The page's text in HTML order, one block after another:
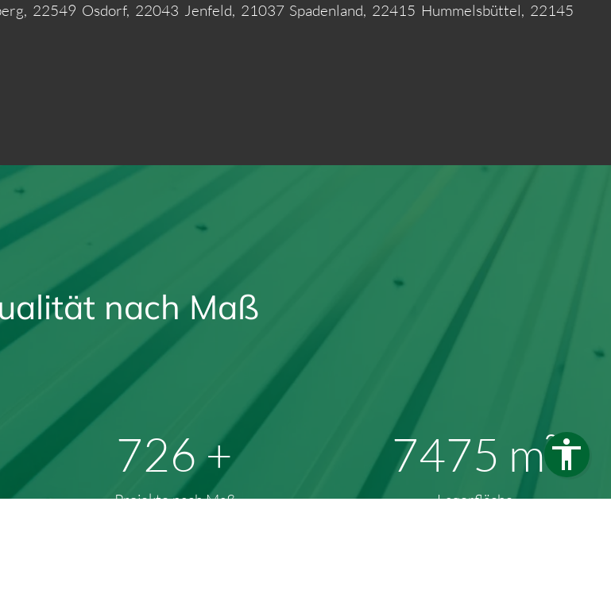
22549 Osdorf, 22043 Jenfeld, 21037 Spadenland, 22415 Hummelsbüttel, 22145
nach Maß
1156+
Projekte nach Maß
12548 m²
Lagerfläche